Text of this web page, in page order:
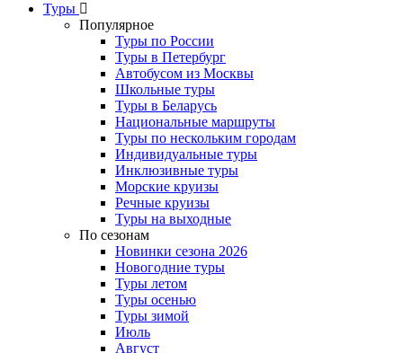
Туры
Популярное
Туры по России
Туры в Петербург
Автобусом из Москвы
Школьные туры
Туры в Беларусь
Национальные маршруты
Туры по нескольким городам
Индивидуальные туры
Инклюзивные туры
Морские круизы
Речные круизы
Туры на выходные
По сезонам
Новинки сезона 2026
Новогодние туры
Туры летом
Туры осенью
Туры зимой
Июль
Август